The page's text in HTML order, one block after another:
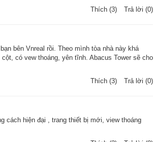
Thích (3)
Trả lời (0)
bên Vnreal rồi. Theo mình tòa nhà này khá
có vew thoáng, yên tĩnh. Abacus Tower sẽ cho
Thích (3)
Trả lời (0)
cách hiện đại , trang thiết bị mới, view thoáng